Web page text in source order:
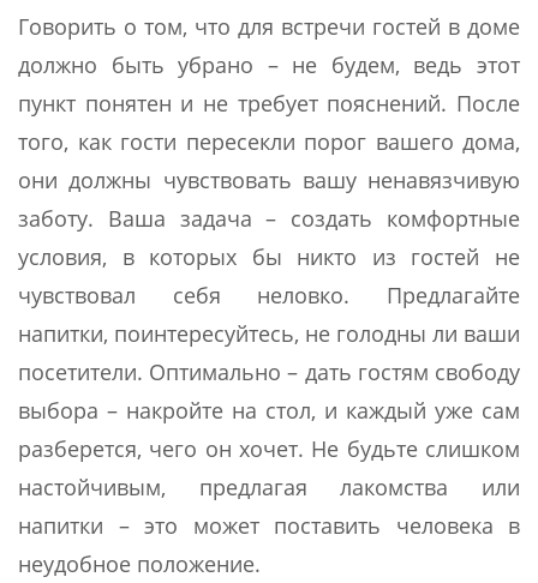
Говорить о том, что для встречи гостей в доме
должно быть убрано – не будем, ведь этот
пункт понятен и не требует пояснений. После
того, как гости пересекли порог вашего дома,
они должны чувствовать вашу ненавязчивую
заботу. Ваша задача – создать комфортные
условия, в которых бы никто из гостей не
чувствовал себя неловко. Предлагайте
напитки, поинтересуйтесь, не голодны ли ваши
посетители. Оптимально – дать гостям свободу
выбора – накройте на стол, и каждый уже сам
разберется, чего он хочет. Не будьте слишком
настойчивым, предлагая лакомства или
напитки – это может поставить человека в
неудобное положение.